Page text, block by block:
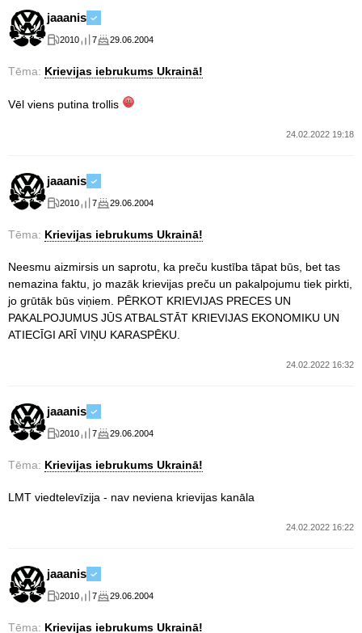
jaaanis
2010 7 29.06.2004
Tēma: Krievijas iebrukums Ukrainā!
Vēl viens putina trollis
24.02.2022 19:18
jaaanis
2010 7 29.06.2004
Tēma: Krievijas iebrukums Ukrainā!
Neesmu aizmirsis un saprotu, ka preču kustība tāpat būs, bet tas
nemazina faktu, jo mazāk krievijas preču un pakalpojumu tiek pirkti,
jo grūtāk būs viņiem. PĒRKOT KRIEVIJAS PRECES UN
PAKALPOJUMUS JŪS ATBALSTĀT KRIEVIJAS EKONOMIKU UN
ATIECĪGI ARĪ VIŅU KARASPĒKU.
24.02.2022 16:32
jaaanis
2010 7 29.06.2004
Tēma: Krievijas iebrukums Ukrainā!
LMT viedtelevīzija - nav neviena krievijas kanāla
24.02.2022 16:22
jaaanis
2010 7 29.06.2004
Tēma: Krievijas iebrukums Ukrainā!